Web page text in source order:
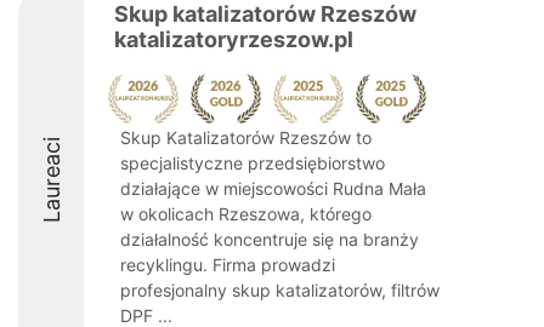
Laureaci
Skup katalizatorów Rzeszów
katalizatoryrzeszow.pl
Skup Katalizatorów Rzeszów to
specjalistyczne przedsiębiorstwo
działające w miejscowości Rudna Mała
w okolicach Rzeszowa, którego
działalność koncentruje się na branży
recyklingu. Firma prowadzi
profesjonalny skup katalizatorów, filtrów
DPF ...